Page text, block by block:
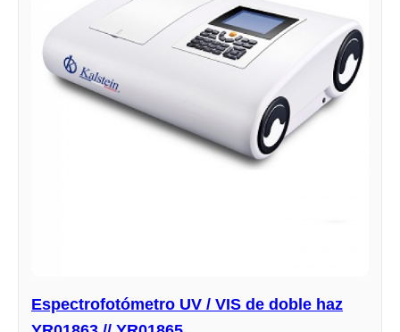
Espectrofotómetro UV / VIS de doble haz